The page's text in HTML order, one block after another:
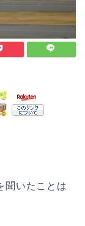
聞いたことは